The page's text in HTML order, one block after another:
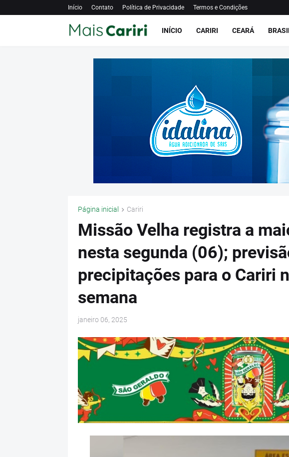
Início Contato Política de Privacidade Termos e Condições
INÍCIO CARIRI CEARÁ
Página inicial Cariri
Missão Velha registra a
nesta segunda (06);
precipitações para o Cariri
semana
janeiro 06, 2025